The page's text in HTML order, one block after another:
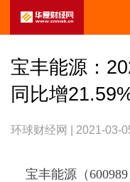
宝丰能源：
同比增
环球财经网 | 2021-03-
宝丰能源（